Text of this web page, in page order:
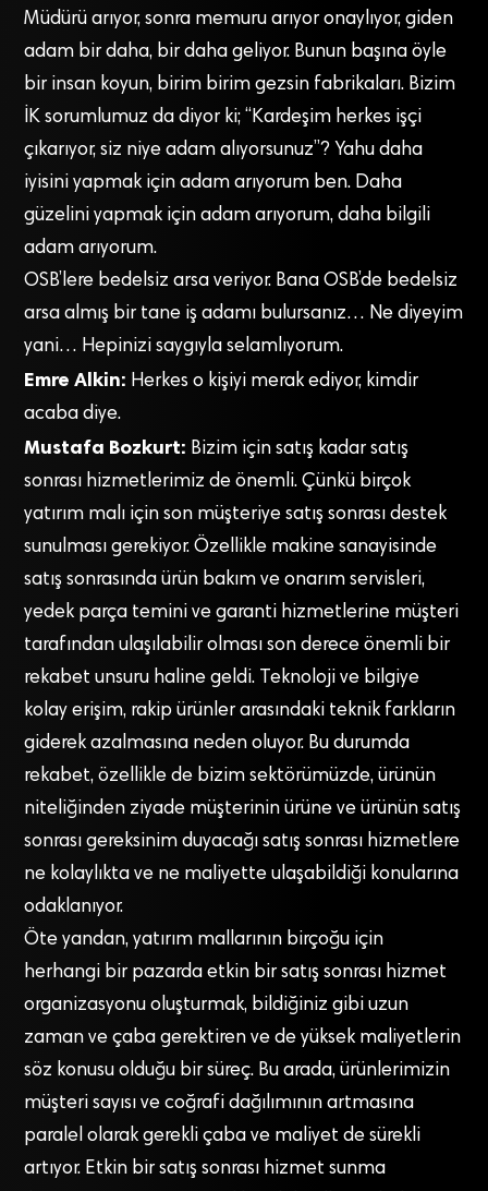
Müdürü arıyor, sonra memuru arıyor onaylıyor, giden
adam bir daha, bir daha geliyor. Bunun başına öyle
bir insan koyun, birim birim gezsin fabrikaları. Bizim
İK sorumlumuz da diyor ki; “Kardeşim herkes işçi
çıkarıyor, siz niye adam alıyorsunuz”? Yahu daha
iyisini yapmak için adam arıyorum ben. Daha
güzelini yapmak için adam arıyorum, daha bilgili
adam arıyorum.
OSB’lere bedelsiz arsa veriyor. Bana OSB’de bedelsiz
arsa almış bir tane iş adamı bulursanız… Ne diyeyim
yani… Hepinizi saygıyla selamlıyorum.
Emre Alkin: Herkes o kişiyi merak ediyor, kimdir
acaba diye.
Mustafa Bozkurt: Bizim için satış kadar satış
sonrası hizmetlerimiz de önemli. Çünkü birçok
yatırım malı için son müşteriye satış sonrası destek
sunulması gerekiyor. Özellikle makine sanayisinde
satış sonrasında ürün bakım ve onarım servisleri,
yedek parça temini ve garanti hizmetlerine müşteri
tarafından ulaşılabilir olması son derece önemli bir
rekabet unsuru haline geldi. Teknoloji ve bilgiye
kolay erişim, rakip ürünler arasındaki teknik farkların
giderek azalmasına neden oluyor. Bu durumda
rekabet, özellikle de bizim sektörümüzde, ürünün
niteliğinden ziyade müşterinin ürüne ve ürünün satış
sonrası gereksinim duyacağı satış sonrası hizmetlere
ne kolaylıkta ve ne maliyette ulaşabildiği konularına
odaklanıyor.
Öte yandan, yatırım mallarının birçoğu için
herhangi bir pazarda etkin bir satış sonrası hizmet
organizasyonu oluşturmak, bildiğiniz gibi uzun
zaman ve çaba gerektiren ve de yüksek maliyetlerin
söz konusu olduğu bir süreç. Bu arada, ürünlerimizin
müşteri sayısı ve coğrafi dağılımının artmasına
paralel olarak gerekli çaba ve maliyet de sürekli
artıyor. Etkin bir satış sonrası hizmet sunma